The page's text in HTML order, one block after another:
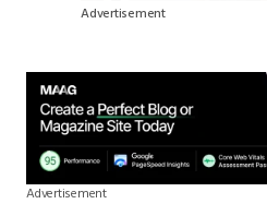
Advertisement
Advertisement